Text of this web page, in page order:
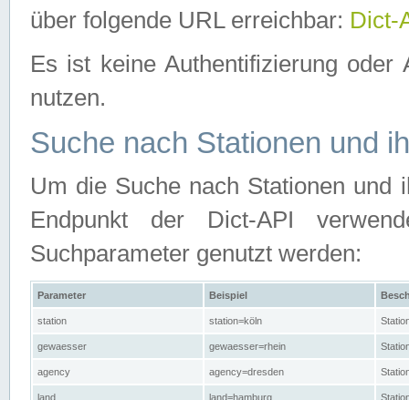
über folgende URL erreichbar: Dict-
Es ist keine Authentifizierung
nutzen.
Suche nach Stationen und
Um die Suche nach Stationen und
Endpunkt der Dict-API
Suchparameter genutzt werden:
Parameter Beispiel
station station=köln
gewaesser gewaesser=rhein
agency agency=dresden
land land=hamburg